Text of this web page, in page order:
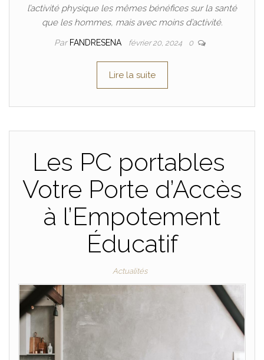
l’activité physique les mêmes bénéfices sur la santé
que les hommes, mais avec moins d’activité.
Par FANDRESENA février 20, 2024 0
Lire la suite
Les PC portables
Votre Porte d’Accès
à l’Empotement
Éducatif
Actualités